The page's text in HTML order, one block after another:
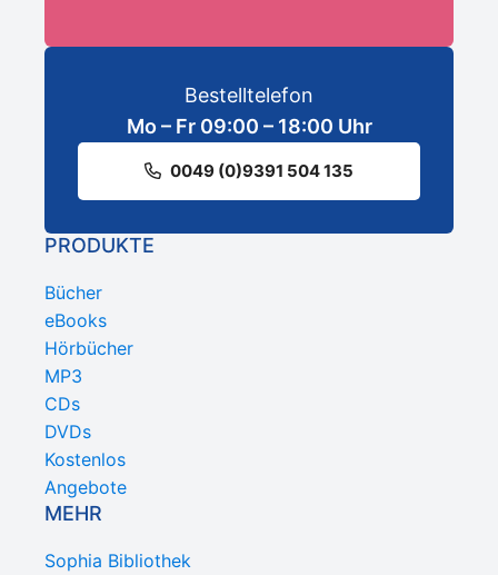
Bestelltelefon
Mo – Fr 09:00 – 18:00 Uhr
0049 (0)9391 504 135
PRODUKTE
Bücher
eBooks
Hörbücher
MP3
CDs
DVDs
Kostenlos
Angebote
MEHR
Sophia Bibliothek